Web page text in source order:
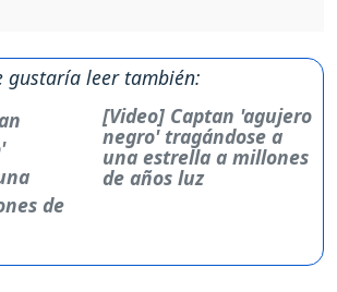
gustaría leer también:
[Video] Captan 'agujero
negro' tragándose a
una estrella a millones
de años luz